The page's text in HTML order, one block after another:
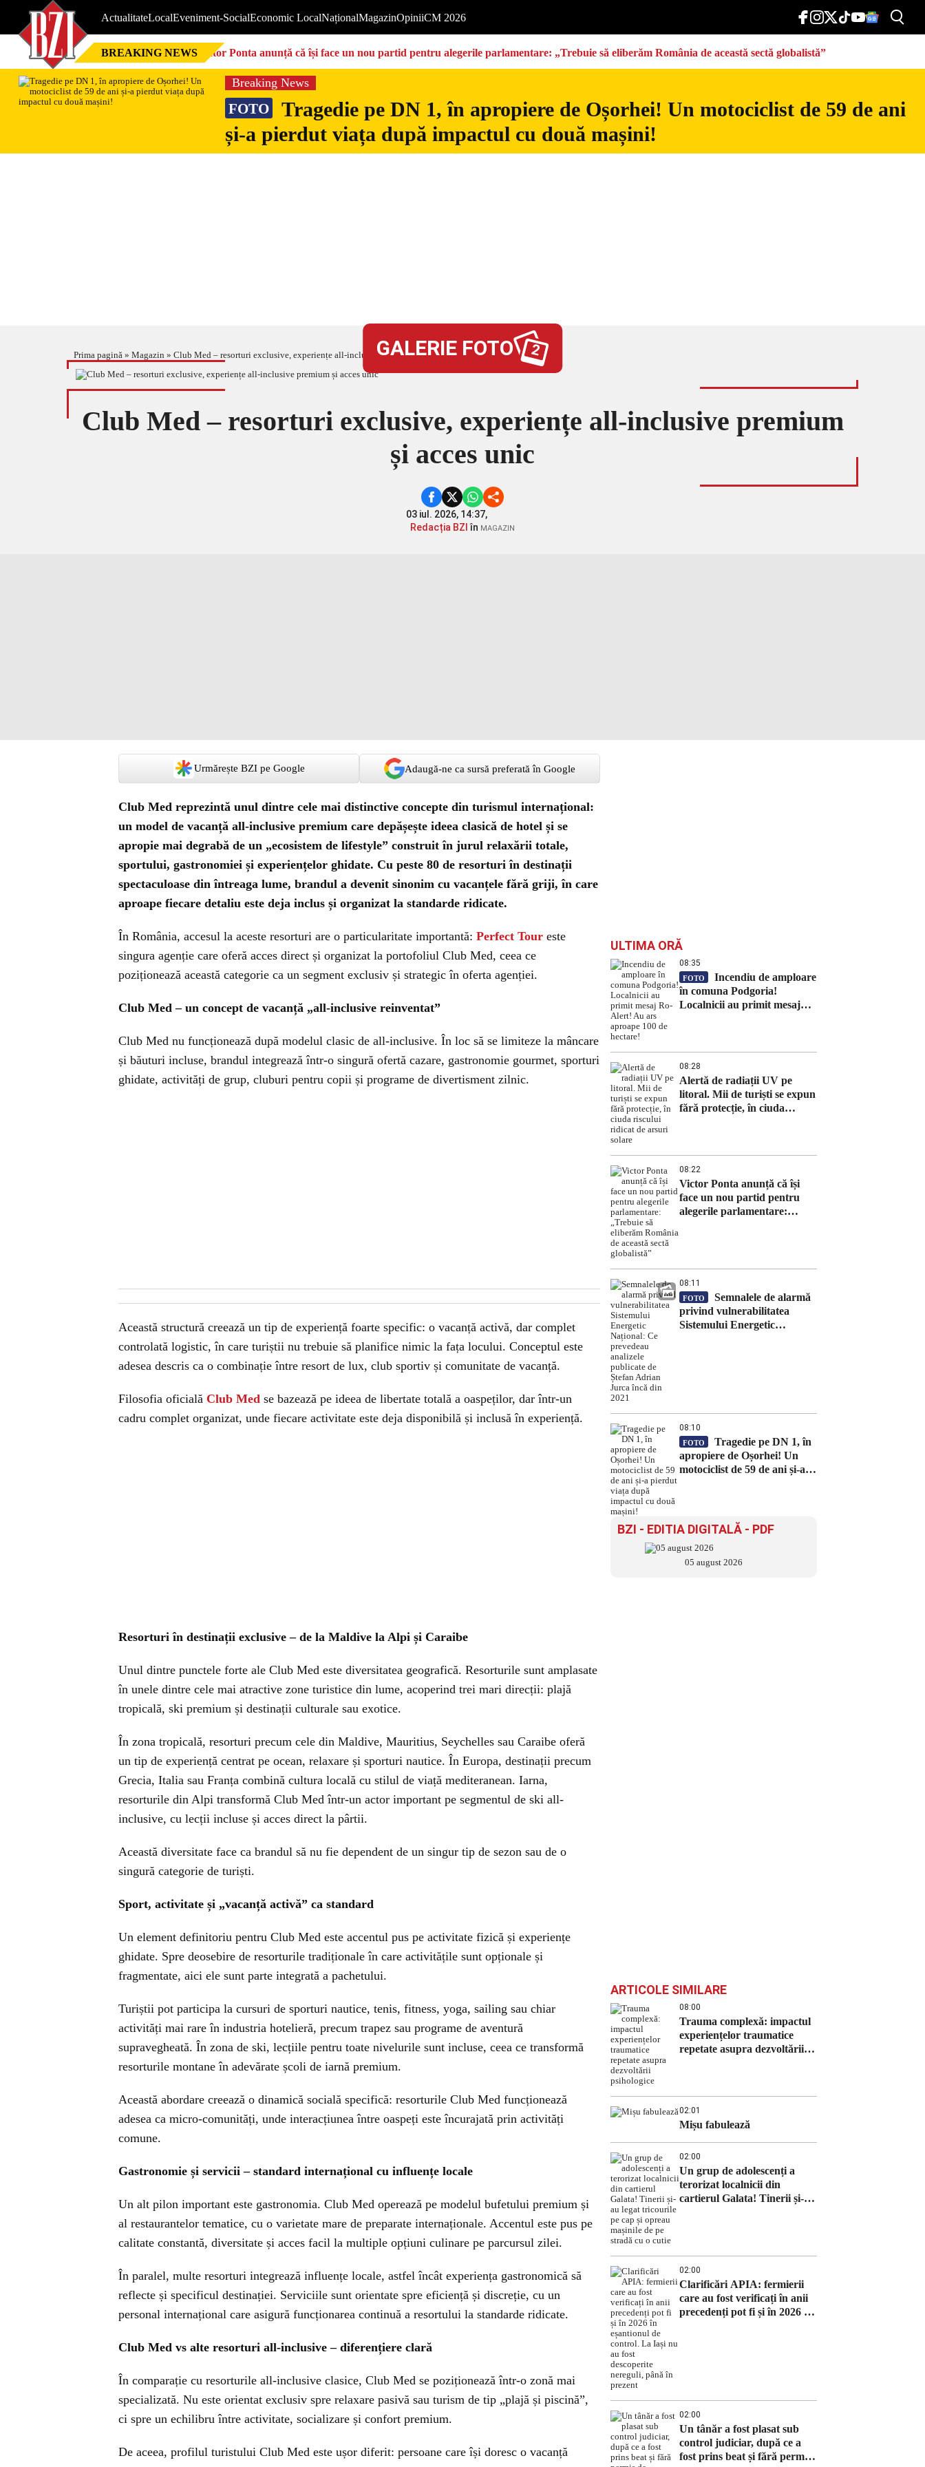
ActualitateLocalEveniment-SocialEconomic LocalNaționalMagazinOpiniiCM 2026
BREAKING NEWS Victor Ponta anunță că își face un nou partid pentru alegerile parlamentare: „Trebuie să eliberăm România de această sectă globalistă”
Breaking News
FOTO
Tragedie pe DN 1, în apropiere de Oșorhei! Un motociclist de 59 de ani
și-a pierdut viața după impactul cu două mașini!
Prima pagină » Magazin » Club Med – resorturi exclusive, experiențe all-inclusive premium și acces unic
GALERIE FOTO 2
Club Med – resorturi exclusive, experiențe all-inclusive premium
și acces unic
03 iul. 2026, 14:37,
Redacția BZI în MAGAZIN
Urmărește BZI pe Google Adaugă-ne ca sursă preferată în Google
Club Med reprezintă unul dintre cele mai distinctive concepte din turismul internațional:
un model de vacanță all-inclusive premium care depășește ideea clasică de hotel și se
apropie mai degrabă de un „ecosistem de lifestyle” construit în jurul relaxării totale,
sportului, gastronomiei și experiențelor ghidate. Cu peste 80 de resorturi în destinații
spectaculoase din întreaga lume, brandul a devenit sinonim cu vacanțele fără griji, în care
aproape fiecare detaliu este deja inclus și organizat la standarde ridicate.
În România, accesul la aceste resorturi are o particularitate importantă: Perfect Tour este
singura agenție care oferă acces direct și organizat la portofoliul Club Med, ceea ce
poziționează această categorie ca un segment exclusiv și strategic în oferta agenției.
Club Med – un concept de vacanță „all-inclusive reinventat”
Club Med nu funcționează după modelul clasic de all-inclusive. În loc să se limiteze la mâncare
și băuturi incluse, brandul integrează într-o singură ofertă cazare, gastronomie gourmet, sporturi
ghidate, activități de grup, cluburi pentru copii și programe de divertisment zilnic.
Această structură creează un tip de experiență foarte specific: o vacanță activă, dar complet
controlată logistic, în care turiștii nu trebuie să planifice nimic la fața locului. Conceptul este
adesea descris ca o combinație între resort de lux, club sportiv și comunitate de vacanță.
Filosofia oficială Club Med se bazează pe ideea de libertate totală a oaspeților, dar într-un
cadru complet organizat, unde fiecare activitate este deja disponibilă și inclusă în experiență.
Resorturi în destinații exclusive – de la Maldive la Alpi și Caraibe
Unul dintre punctele forte ale Club Med este diversitatea geografică. Resorturile sunt amplasate
în unele dintre cele mai atractive zone turistice din lume, acoperind trei mari direcții: plajă
tropicală, ski premium și destinații culturale sau exotice.
În zona tropicală, resorturi precum cele din Maldive, Mauritius, Seychelles sau Caraibe oferă
un tip de experiență centrat pe ocean, relaxare și sporturi nautice. În Europa, destinații precum
Grecia, Italia sau Franța combină cultura locală cu stilul de viață mediteranean. Iarna,
resorturile din Alpi transformă Club Med într-un actor important pe segmentul de ski all-
inclusive, cu lecții incluse și acces direct la pârtii.
Această diversitate face ca brandul să nu fie dependent de un singur tip de sezon sau de o
singură categorie de turiști.
Sport, activitate și „vacanță activă” ca standard
Un element definitoriu pentru Club Med este accentul pus pe activitate fizică și experiențe
ghidate. Spre deosebire de resorturile tradiționale în care activitățile sunt opționale și
fragmentate, aici ele sunt parte integrată a pachetului.
Turiștii pot participa la cursuri de sporturi nautice, tenis, fitness, yoga, sailing sau chiar
activități mai rare în industria hotelieră, precum trapez sau programe de aventură
supravegheată. În zona de ski, lecțiile pentru toate nivelurile sunt incluse, ceea ce transformă
resorturile montane în adevărate școli de iarnă premium.
Această abordare creează o dinamică socială specifică: resorturile Club Med funcționează
adesea ca micro-comunități, unde interacțiunea între oaspeți este încurajată prin activități
comune.
Gastronomie și servicii – standard internațional cu influențe locale
Un alt pilon important este gastronomia. Club Med operează pe modelul bufetului premium și
al restaurantelor tematice, cu o varietate mare de preparate internaționale. Accentul este pus pe
calitate constantă, diversitate și acces facil la multiple opțiuni culinare pe parcursul zilei.
În paralel, multe resorturi integrează influențe locale, astfel încât experiența gastronomică să
reflecte și specificul destinației. Serviciile sunt orientate spre eficiență și discreție, cu un
personal internațional care asigură funcționarea continuă a resortului la standarde ridicate.
Club Med vs alte resorturi all-inclusive – diferențiere clară
În comparație cu resorturile all-inclusive clasice, Club Med se poziționează într-o zonă mai
specializată. Nu este orientat exclusiv spre relaxare pasivă sau turism de tip „plajă și piscină”,
ci spre un echilibru între activitate, socializare și confort premium.
De aceea, profilul turistului Club Med este ușor diferit: persoane care își doresc o vacanță
ULTIMA ORĂ
08:35
FOTO
Incendiu de amploare
în comuna Podgoria!
Localnicii au primit mesaj
08:28
Alertă de radiații UV pe
litoral. Mii de turiști se expun
fără protecție, în ciuda
08:22
Victor Ponta anunță că își
face un nou partid pentru
alegerile parlamentare:
08:11
FOTO
Semnalele de alarmă
privind vulnerabilitatea
Sistemului Energetic
08:10
FOTO
Tragedie pe DN 1, în
apropiere de Oșorhei! Un
motociclist de 59 de ani și-a
BZI - EDITIA DIGITALĂ - PDF
05 august 2026
ARTICOLE SIMILARE
08:00
Trauma complexă: impactul
experiențelor traumatice
repetate asupra dezvoltării
02:01
Mișu fabulează
02:00
Un grup de adolescenți a
terorizat localnicii din
cartierul Galata! Tinerii și-au
02:00
Clarificări APIA: fermierii
care au fost verificați în anii
precedenți pot fi și în 2026 în
02:00
Un tânăr a fost plasat sub
control judiciar, după ce a
fost prins beat și fără permis